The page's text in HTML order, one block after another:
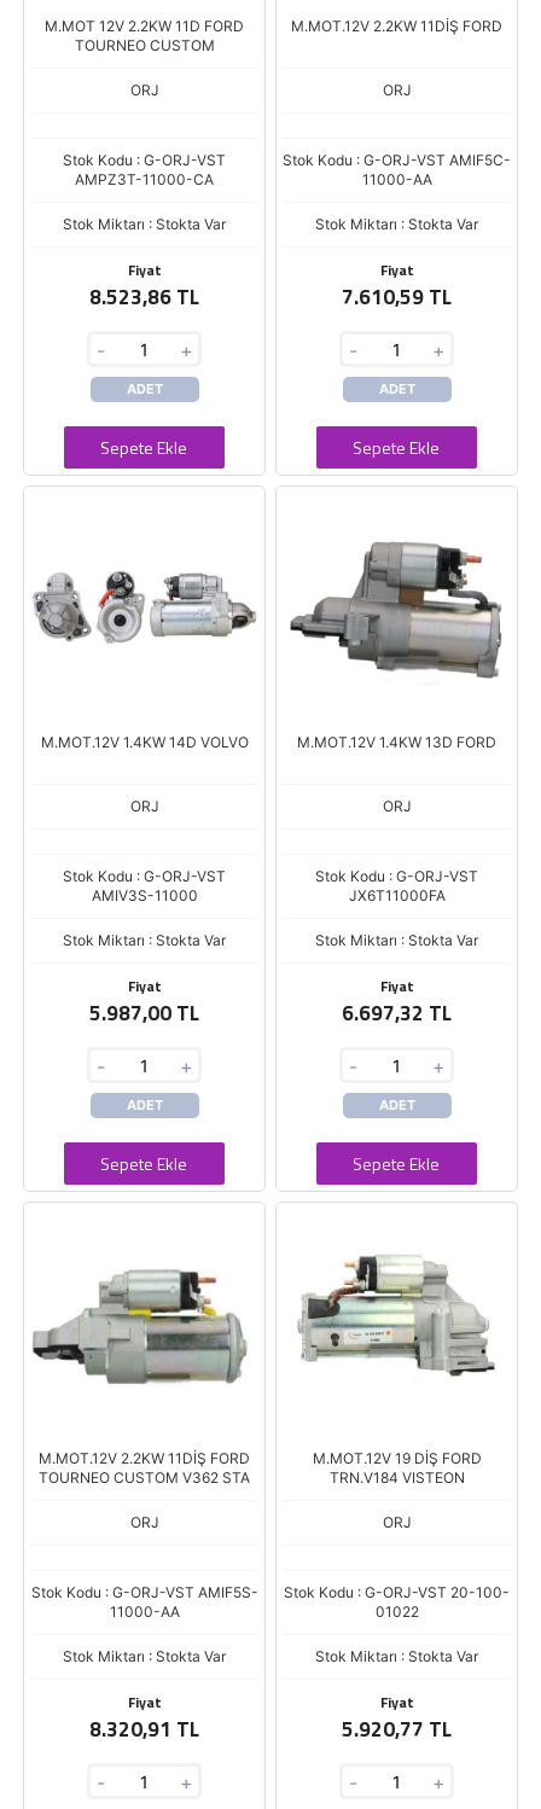
M.MOT 12V 2.2KW 11D FORD
TOURNEO CUSTOM
ORJ
Stok Kodu : G-ORJ-VST
AMPZ3T-11000-CA
Stok Miktarı : Stokta Var
Fiyat
8.523,86 TL
- +
ADET
Sepete Ekle
M.MOT.12V 2.2KW 11DİŞ FORD
ORJ
Stok Kodu : G-ORJ-VST AMIF5C-
11000-AA
Stok Miktarı : Stokta Var
Fiyat
7.610,59 TL
- +
ADET
Sepete Ekle
M.MOT.12V 1.4KW 14D VOLVO
ORJ
Stok Kodu : G-ORJ-VST
AMIV3S-11000
Stok Miktarı : Stokta Var
Fiyat
5.987,00 TL
- +
ADET
Sepete Ekle
M.MOT.12V 1.4KW 13D FORD
ORJ
Stok Kodu : G-ORJ-VST
JX6T11000FA
Stok Miktarı : Stokta Var
Fiyat
6.697,32 TL
- +
ADET
Sepete Ekle
M.MOT.12V 2.2KW 11DİŞ FORD
TOURNEO CUSTOM V362 STA
ORJ
Stok Kodu : G-ORJ-VST AMIF5S-
11000-AA
Stok Miktarı : Stokta Var
Fiyat
8.320,91 TL
- +
M.MOT.12V 19 DİŞ FORD
TRN.V184 VISTEON
ORJ
Stok Kodu : G-ORJ-VST 20-100-
01022
Stok Miktarı : Stokta Var
Fiyat
5.920,77 TL
- +